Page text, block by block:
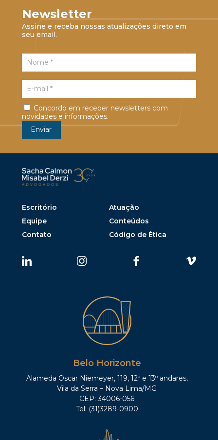
Newsletter
Assine e receba nossas atualizações direto em
seu email.
Concordo em receber newsletters com
novidades e informações.
Escritório
Atuação
Equipe
Conteúdos
Contato
Código de Ética
Belo Horizonte
Alameda Oscar Niemeyer, 119, 12º e 13º andares,
Vila da Serra – Nova Lima/MG
CEP: 34006-056
Tel: (31)3289-0900